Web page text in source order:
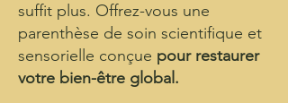
suffit plus. Offrez-vous une
parenthèse de soin scientifique et
sensorielle conçue pour restaurer
votre bien-être global.